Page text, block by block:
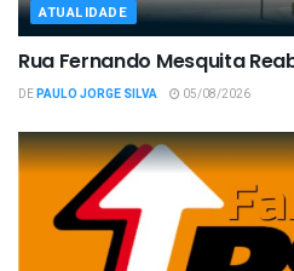
ATUALIDADE
Rua Fernando Mesquita
DEPAULO JORGE SILVA 05/08/2026